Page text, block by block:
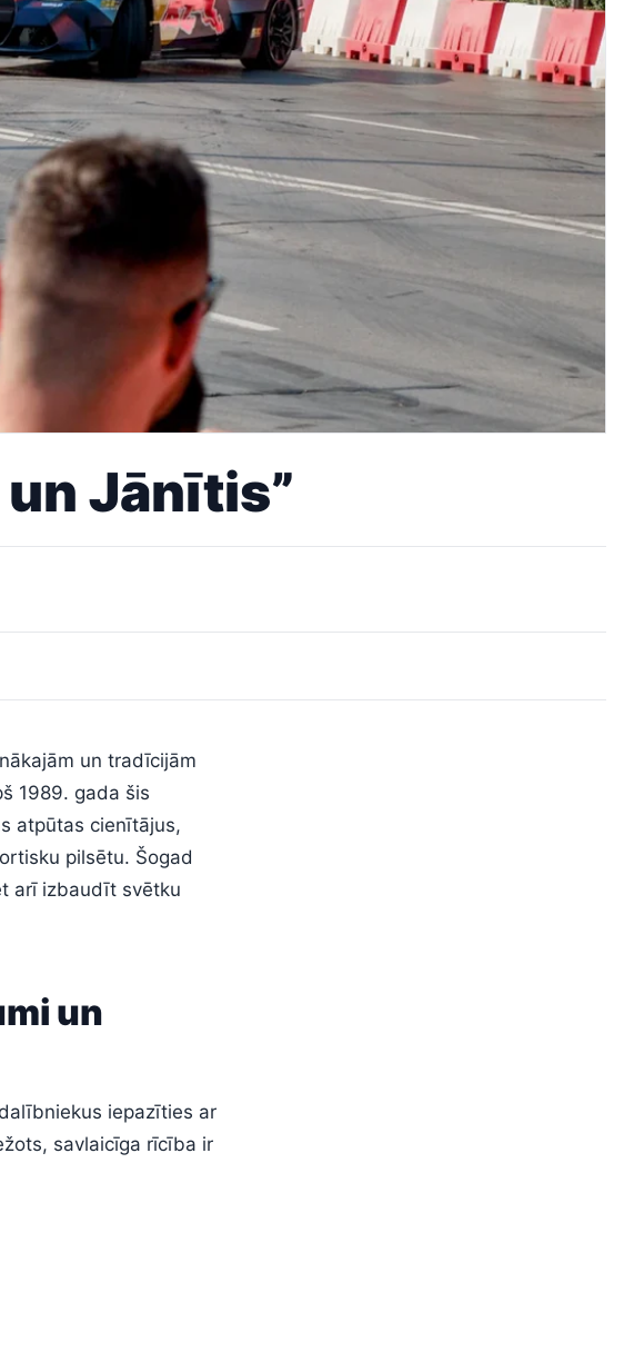
Jānītis”
un tradīcijām
1989. gada šis
atpūtas cienītājus,
pilsētu. Šogad
arī izbaudīt svētku
un
iepazīties ar
savlaicīga rīcība ir